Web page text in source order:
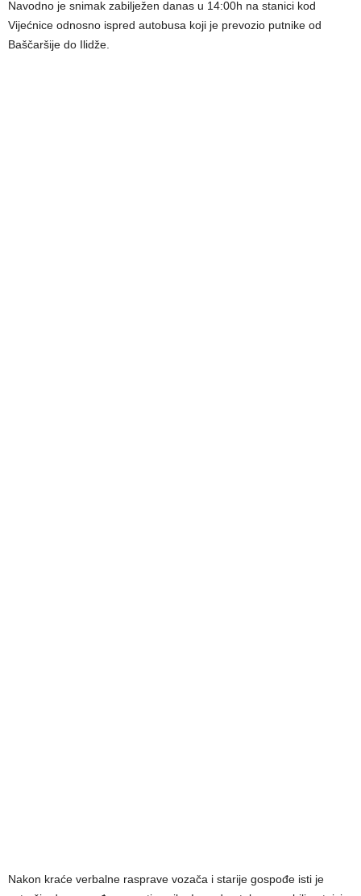
Navodno je snimak zabilježen danas u 14:00h na stanici kod
Vijećnice odnosno ispred autobusa koji je prevozio putnike od
Baščaršije do Ilidže.
Nakon kraće verbalne rasprave vozača i starije gospođe isti je